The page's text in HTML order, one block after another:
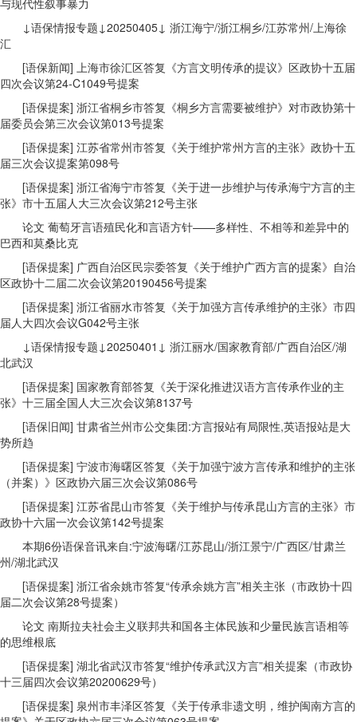
与现代性叙事暴力
↓语保情报专题↓20250405↓ 浙江海宁/浙江桐乡/江苏常州/上海徐
汇
[语保新闻] 上海市徐汇区答复《方言文明传承的提议》区政协十五届
四次会议第24-C1049号提案
[语保提案] 浙江省桐乡市答复《桐乡方言需要被维护》对市政协第十
届委员会第三次会议第013号提案
[语保提案] 江苏省常州市答复《关于维护常州方言的主张》政协十五
届三次会议提案第098号
[语保提案] 浙江省海宁市答复《关于进一步维护与传承海宁方言的主
张》市十五届人大三次会议第212号主张
论文 葡萄牙言语殖民化和言语方针——多样性、不相等和差异中的
巴西和莫桑比克
[语保提案] 广西自治区民宗委答复《关于维护广西方言的提案》自治
区政协十二届二次会议第20190456号提案
[语保提案] 浙江省丽水市答复《关于加强方言传承维护的主张》市四
届人大四次会议G042号主张
↓语保情报专题↓20250401↓ 浙江丽水/国家教育部/广西自治区/湖
北武汉
[语保提案] 国家教育部答复《关于深化推进汉语方言传承作业的主
张》十三届全国人大三次会议第8137号
[语保旧闻] 甘肃省兰州市公交集团:方言报站有局限性,英语报站是大
势所趋
[语保提案] 宁波市海曙区答复《关于加强宁波方言传承和维护的主张
（并案）》区政协六届三次会议第086号
[语保提案] 江苏省昆山市答复《关于维护与传承昆山方言的主张》市
政协十六届一次会议第142号提案
本期6份语保音讯来自:宁波海曙/江苏昆山/浙江景宁/广西区/甘肃兰
州/湖北武汉
[语保提案] 浙江省余姚市答复“传承余姚方言”相关主张（市政协十四
届二次会议第28号提案）
论文 南斯拉夫社会主义联邦共和国各主体民族和少量民族言语相等
的思维根底
[语保提案] 湖北省武汉市答复“维护传承武汉方言”相关提案（市政协
十三届四次会议第20200629号）
[语保提案] 泉州市丰泽区答复《关于传承非遗文明，维护闽南方言的